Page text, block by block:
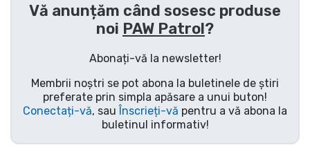
Vă anunțăm când sosesc produse
noi PAW Patrol?
Abonați-vă la newsletter!
Membrii noștri se pot abona la buletinele de știri
preferate prin simpla apăsare a unui buton!
Conectați-vă, sauÎnscrieți-vă pentru a vă abona la
buletinul informativ!
Sortare după muzică
Tipuri de produse
Mărci